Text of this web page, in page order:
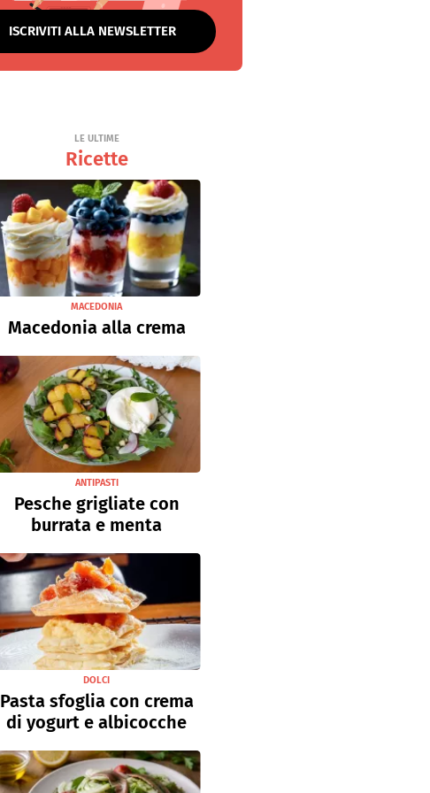
ISCRIVITI ALLA NEWSLETTER
LE ULTIME
Ricette
MACEDONIA
Macedonia alla crema
ANTIPASTI
Pesche grigliate con
burrata e menta
DOLCI
Pasta sfoglia con crema
di yogurt e albicocche